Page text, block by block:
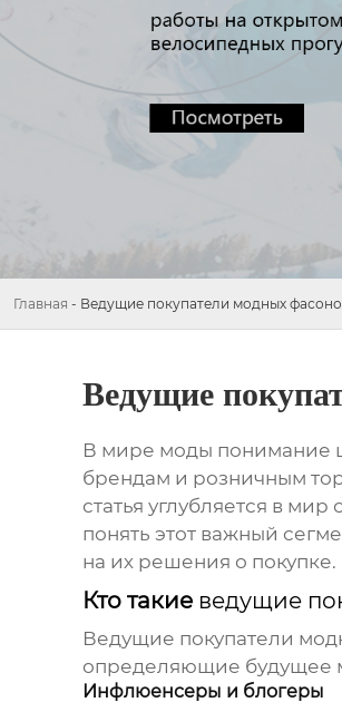
Главная - Ведущие покупатели модных
Ведущие
В мире моды понимание
брендам и розничным
статья углубляется в
понять этот важный
на их решения о покупке.
Кто такие ведущие
Ведущие покупатели
определяющие будущее
Инфлюенсеры и блогеры